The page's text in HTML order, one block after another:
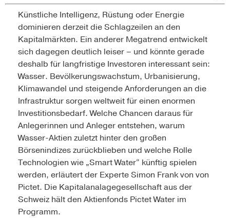
Künstliche Intelligenz, Rüstung oder Energie
dominieren derzeit die Schlagzeilen an den
Kapitalmärkten. Ein anderer Megatrend entwickelt
sich dagegen deutlich leiser – und könnte gerade
deshalb für langfristige Investoren interessant sein:
Wasser. Bevölkerungswachstum, Urbanisierung,
Klimawandel und steigende Anforderungen an die
Infrastruktur sorgen weltweit für einen enormen
Investitionsbedarf. Welche Chancen daraus für
Anlegerinnen und Anleger entstehen, warum
Wasser-Aktien zuletzt hinter den großen
Börsenindizes zurückblieben und welche Rolle
Technologien wie „Smart Water“ künftig spielen
werden, erläutert der Experte Simon Frank von von
Pictet. Die Kapitalanalagegesellschaft aus der
Schweiz hält den Aktienfonds Pictet Water im
Programm.